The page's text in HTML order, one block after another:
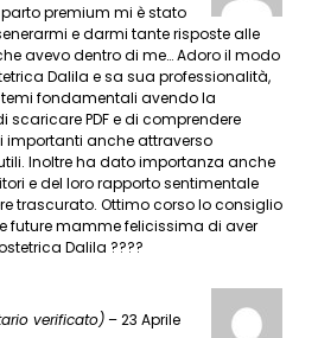
premium mi è stato
e darmi tante risposte alle
avevo dentro di me… Adoro il modo
Dalila e sa sua professionalità,
fondamentali avendo la
scaricare PDF e di comprendere
importanti anche attraverso
Inoltre ha dato importanza anche
e del loro rapporto sentimentale
trascurato. Ottimo corso lo consiglio
future mamme felicissima di aver
Dalila ????
verificato)–23 Aprile